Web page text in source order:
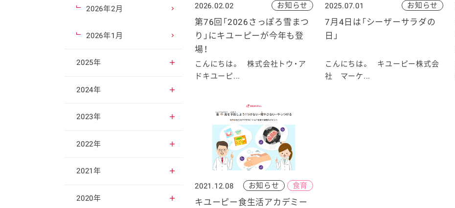
お知らせ
2026.02.02
第76回「2026さっぽろ雪まつ
り」にキユーピーが今年も登
場！
こんにちは。 株式会社トウ・ア
ドキユーピ...
お知らせ
2025.07.01
7月4日は「シーザーサラダの
日」
こんにちは。 キユーピー株式会
社 マーケ...
お知らせ 食育
2021.12.08
キユーピー食生活アカデミー
2026年2月
2026年1月
2025年
2025年12月
2025年11月
2025年10月
2025年9月
2025年8月
2024年
2024年12月
2024年11月
2024年10月
2024年9月
2023年
2023年12月
2023年11月
2023年10月
2022年
2022年12月
2022年11月
2021年
2021年12月
2020年